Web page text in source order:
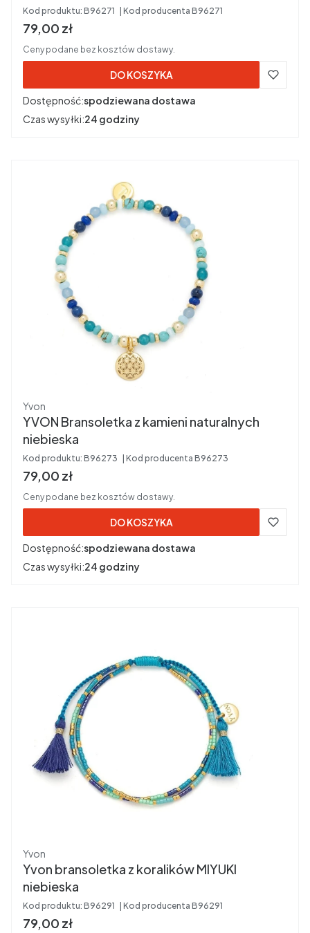
Kod produktu: B96271 Kod producenta B96271
Cena brutto
79,00 zł
Ceny podane bez kosztów dostawy.
DO KOSZYKA
Dostępność:spodziewana dostawa
Czas wysyłki:24 godziny
Producent
Yvon
YVON Bransoletka z kamieni naturalnych
niebieska
Kod produktu: B96273 Kod producenta B96273
Cena brutto
79,00 zł
Ceny podane bez kosztów dostawy.
DO KOSZYKA
Dostępność:spodziewana dostawa
Czas wysyłki:24 godziny
Producent
Yvon
Yvon bransoletka z koralików MIYUKI
niebieska
Kod produktu: B96291 Kod producenta B96291
Cena brutto
79,00 zł